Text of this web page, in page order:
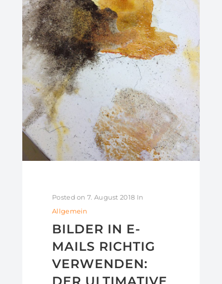
Posted on 7. August 2018 In
Allgemein
BILDER IN E-
MAILS RICHTIG
VERWENDEN:
DER ULTIMATIVE